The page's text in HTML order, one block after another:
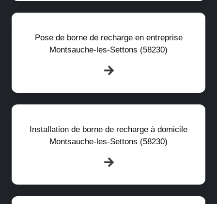
Pose de borne de recharge en entreprise
Montsauche-les-Settons (58230)
Installation de borne de recharge à domicile
Montsauche-les-Settons (58230)